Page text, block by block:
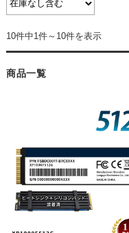
10件中1件～10件を表示
商品一覧